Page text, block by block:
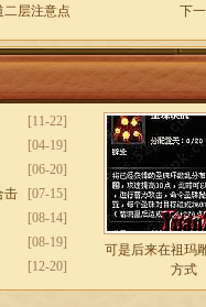
二层注意点 下
[11-22]
[04-19]
[06-20]
[07-15]
击
[08-14]
[08-19]
[12-20]
可是后来在祖玛
方式